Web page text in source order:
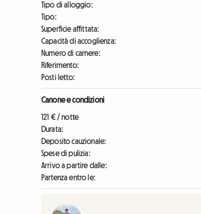
Tipo di alloggio:
Tipo:
Superficie affittata:
Capacità di accoglienza:
Numero di camere:
Riferimento:
Posti letto:
Canone e condizioni
121 € / notte
Durata:
Deposito cauzionale:
Spese di pulizia:
Arrivo a partire dalle:
Partenza entro le: